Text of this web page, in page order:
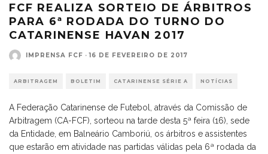
FCF REALIZA SORTEIO DE ÁRBITROS
PARA 6ª RODADA DO TURNO DO
CATARINENSE HAVAN 2017
IMPRENSA FCF · 16 DE FEVEREIRO DE 2017
ARBITRAGEM BOLETIM CATARINENSE SÉRIE A NOTÍCIAS
A Federação Catarinense de Futebol, através da Comissão de
Arbitragem (CA-FCF), sorteou na tarde desta 5ª feira (16), sede
da Entidade, em Balneário Camboriú, os árbitros e assistentes
que estarão em atividade nas partidas válidas pela 6ª rodada da